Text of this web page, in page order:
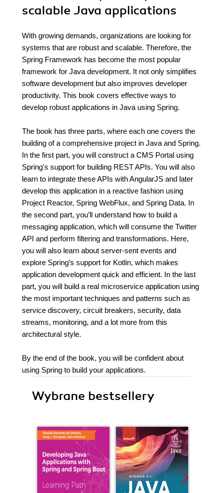
scalable Java applications
With growing demands, organizations are looking for
systems that are robust and scalable. Therefore, the
Spring Framework has become the most popular
framework for Java development. It not only simplifies
software development but also improves developer
productivity. This book covers effective ways to
develop robust applications in Java using Spring.
The book has three parts, where each one covers the
building of a comprehensive project in Java and Spring.
In the first part, you will construct a CMS Portal using
Spring's support for building REST APIs. You will also
learn to integrate these APIs with AngularJS and later
develop this application in a reactive fashion using
Project Reactor, Spring WebFlux, and Spring Data. In
the second part, you’ll understand how to build a
messaging application, which will consume the Twitter
API and perform filtering and transformations. Here,
you will also learn about server-sent events and
explore Spring’s support for Kotlin, which makes
application development quick and efficient. In the last
part, you will build a real microservice application using
the most important techniques and patterns such as
service discovery, circuit breakers, security, data
streams, monitoring, and a lot more from this
architectural style.
By the end of the book, you will be confident about
using Spring to build your applications.
Wybrane bestsellery